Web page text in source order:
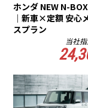
ホンダ NEW N-
｜新車×定額 安心
スプラン
当社